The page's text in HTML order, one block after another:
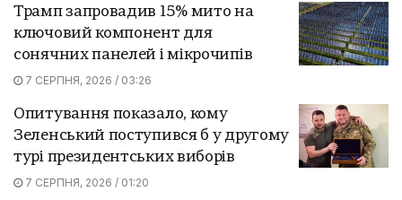
Трамп запровадив 15% мито на
ключовий компонент для
сонячних панелей і мікрочипів
7 СЕРПНЯ, 2026 / 03:26
Опитування показало, кому
Зеленський поступився б у другому
турі президентських виборів
7 СЕРПНЯ, 2026 / 01:20